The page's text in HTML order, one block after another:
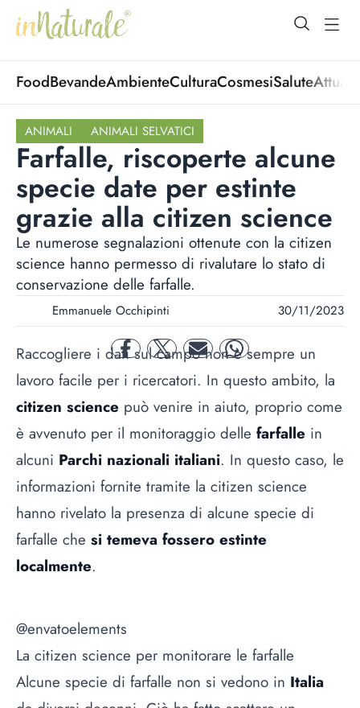
open
FoodBevandeAmbienteCulturaCosmesiSalute
ANIMALI ANIMALI SELVATICI
Farfalle, riscoperte alcune
specie date per estinte
grazie alla citizen science
Le numerose segnalazioni ottenute con la citizen
science hanno permesso di rivalutare lo stato di
conservazione delle farfalle.
Emmanuele Occhipinti 30/11/2023
facebooktwitter mail whatsapp
Raccogliere i dati sul campo non è sempre un
lavoro facile per i ricercatori. In questo ambito, la
citizen science può venire in aiuto, proprio come
è avvenuto per il monitoraggio delle farfalle in
alcuni Parchi nazionali italiani. In questo caso, le
informazioni fornite tramite la citizen science
hanno rivelato la presenza di alcune specie di
farfalle che si temeva fossero estinte
localmente.
@envatoelements
La citizen science per monitorare le farfalle
Alcune specie di farfalle non si vedono in Italia